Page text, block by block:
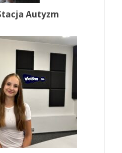
Autyzm